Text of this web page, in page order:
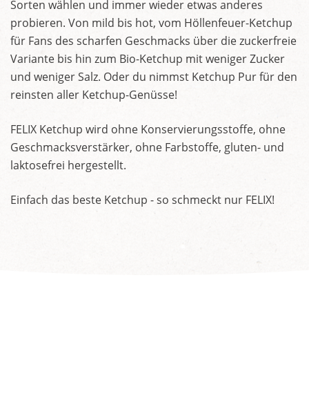
Sorten wählen und immer wieder etwas anderes
probieren. Von mild bis hot, vom Höllenfeuer-Ketchup
für Fans des scharfen Geschmacks über die zuckerfreie
Variante bis hin zum Bio-Ketchup mit weniger Zucker
und weniger Salz. Oder du nimmst Ketchup Pur für den
reinsten aller Ketchup-Genüsse!
FELIX Ketchup wird ohne Konservierungsstoffe, ohne
Geschmacksverstärker, ohne Farbstoffe, gluten- und
laktosefrei hergestellt.
Einfach das beste Ketchup - so schmeckt nur FELIX!